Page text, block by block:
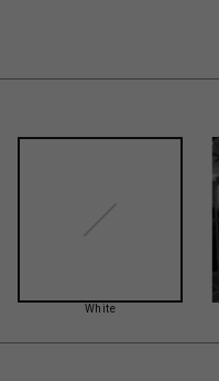
White